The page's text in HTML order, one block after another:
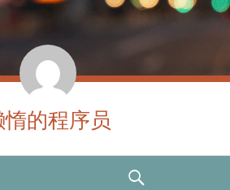
惰的程序员